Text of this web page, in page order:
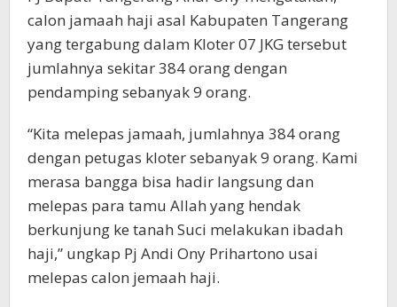
calon jamaah haji asal Kabupaten Tangerang
yang tergabung dalam Kloter 07 JKG tersebut
jumlahnya sekitar 384 orang dengan
pendamping sebanyak 9 orang.
“Kita melepas jamaah, jumlahnya 384 orang
dengan petugas kloter sebanyak 9 orang. Kami
merasa bangga bisa hadir langsung dan
melepas para tamu Allah yang hendak
berkunjung ke tanah Suci melakukan ibadah
haji,” ungkap Pj Andi Ony Prihartono usai
melepas calon jemaah haji.